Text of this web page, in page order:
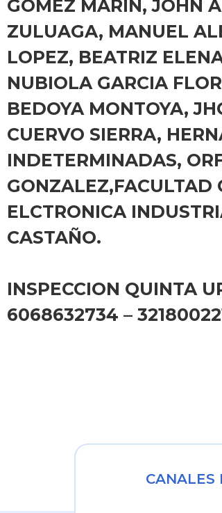
GOMEZ MARIN, JOHN
ZULUAGA, MANUEL
LOPEZ, BEATRIZ
NUBIOLA GARCIA
BEDOYA MONTOYA,
CUERVO SIERRA,
INDETERMINADAS,
GONZALEZ,FACULTAD
ELCTRONICA
CASTAÑO.
INSPECCION QUINTA
6068632734 –
CANALES